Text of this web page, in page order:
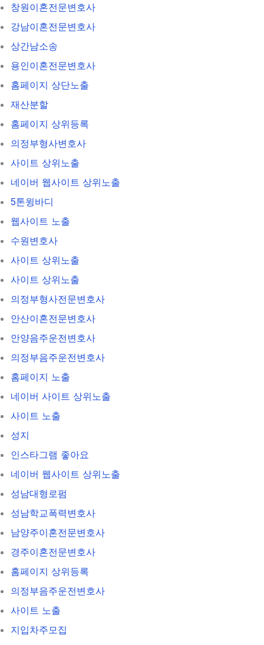
창원이혼전문변호사
강남이혼전문변호사
상간남소송
용인이혼전문변호사
홈페이지 상단노출
재산분할
홈페이지 상위등록
의정부형사변호사
사이트 상위노출
네이버 웹사이트 상위노출
5톤윙바디
웹사이트 노출
수원변호사
사이트 상위노출
사이트 상위노출
의정부형사전문변호사
안산이혼전문변호사
안양음주운전변호사
의정부음주운전변호사
홈페이지 노출
네이버 사이트 상위노출
사이트 노출
성지
인스타그램 좋아요
네이버 웹사이트 상위노출
성남대형로펌
성남학교폭력변호사
남양주이혼전문변호사
경주이혼전문변호사
홈페이지 상위등록
의정부음주운전변호사
사이트 노출
지입차주모집